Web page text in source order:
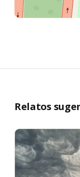
Relatos